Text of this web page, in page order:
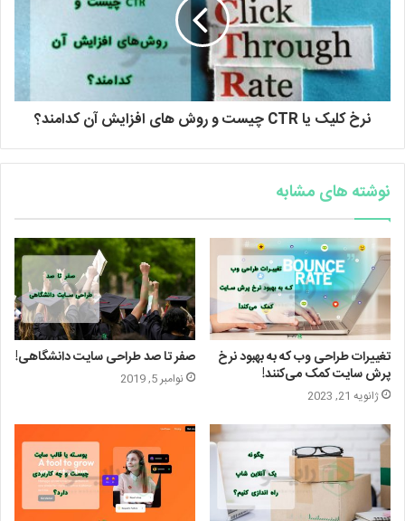
نرخ کلیک یا CTR چیست و روش های افزایش آن کدامند؟
نوشته های مشابه
تغییرات طراحی وب که به بهبود نرخ
پرش سایت کمک می‌کنند!
ژانویه 21, 2023
صفر تا صد طراحی سایت دانشگاهی!
نوامبر 5, 2019